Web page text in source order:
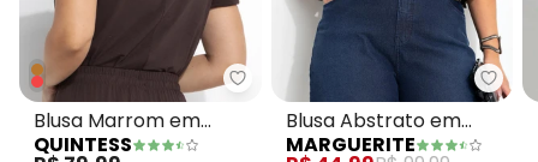
Quintess - Blusa Marrom em
Blusa Marrom em
Malha de Viscose
QUINTESS
Blusa Abstrato em
Malha de Viscose
MARGUERITE